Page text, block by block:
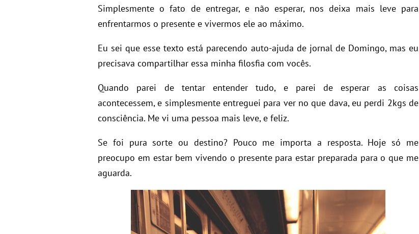
Simplesmente o fato de entregar, e não esperar, nos deixa mais leve para
enfrentarmos o presente e vivermos ele ao máximo.
Eu sei que esse texto está parecendo auto-ajuda de jornal de Domingo, mas eu
precisava compartilhar essa minha filosfia com vocês.
Quando parei de tentar entender tudo, e parei de esperar as coisas
acontecessem, e simplesmente entreguei para ver no que dava, eu perdi 2kgs de
consciência. Me vi uma pessoa mais leve, e feliz.
Se foi pura sorte ou destino? Pouco me importa a resposta. Hoje só me
preocupo em estar bem vivendo o presente para estar preparada para o que me
aguarda.